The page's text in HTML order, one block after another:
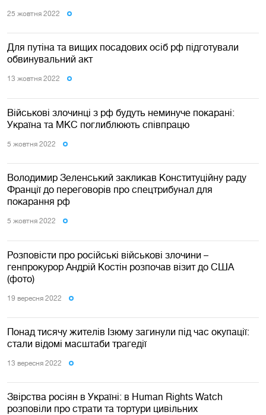
25 жовтня 2022
Для путіна та вищих посадових осіб рф підготували
обвинувальний акт
13 жовтня 2022
Військові злочинці з рф будуть неминуче покарані:
Україна та МКС поглиблюють співпрацю
5 жовтня 2022
Володимир Зеленський закликав Конституційну раду
Франції до переговорів про спецтрибунал для
покарання рф
5 жовтня 2022
Розповісти про російські військові злочини –
генпрокурор Андрій Костін розпочав візит до США
(фото)
19 вересня 2022
Понад тисячу жителів Ізюму загинули під час окупації:
стали відомі масштаби трагедії
13 вересня 2022
Звірства росіян в Україні: в Human Rights Watch
розповіли про страти та тортури цивільних